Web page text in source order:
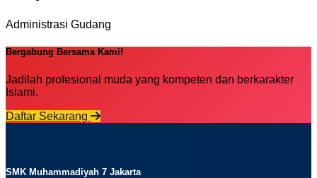
Administrasi Gudang
Bergabung Bersama Kami!
Jadilah profesional muda yang kompeten dan berkarakter
Islami.
Daftar Sekarang
SMK Muhammadiyah 7 Jakarta